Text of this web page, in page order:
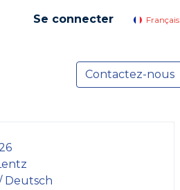
Se connecter Français
Actualités
Contactez-nous
Deutsch